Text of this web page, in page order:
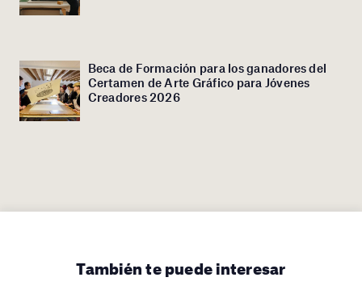
Beca de Formación para los ganadores del
Certamen de Arte Gráfico para Jóvenes
Creadores 2026
También te puede interesar